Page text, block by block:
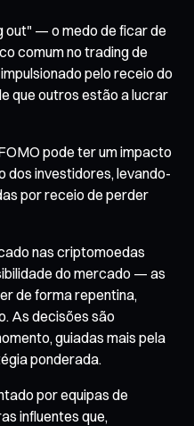
out" — o medo de ficar de
comum no trading de
pelo receio do
que outros estão a lucrar
pode ter um impacto
dos investidores, levando-
por receio de perder
nas criptomoedas
do mercado — as
de forma repentina,
As decisões são
guiadas mais pela
ponderada.
por equipas de
influentes que,